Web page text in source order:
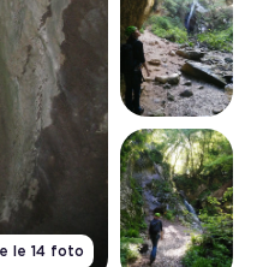
le 14 foto